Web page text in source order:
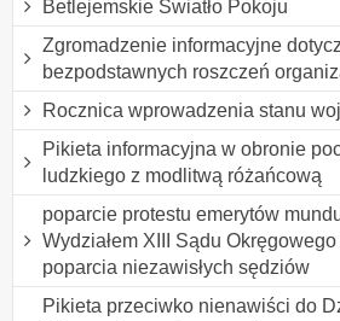
Betlejemskie Światło Pokoju
Zgromadzenie informacyjne
bezpodstawnych roszczeń
Rocznica wprowadzenia stanu
Pikieta informacyjna w obronie
ludzkiego z modlitwą różańcową
poparcie protestu emerytów
Wydziałem XIII Sądu
poparcia niezawisłych sędziów
Pikieta przeciwko nienawiści do